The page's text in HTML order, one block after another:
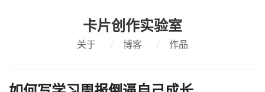
卡片创作实验室
关于 / 博客 / 作品